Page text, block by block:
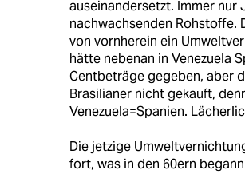
auseinandersetzt. Immer nur
nachwachsenden Rohstoffe.
von vornherein ein
hätte nebenan in Venezuela
Centbeträge gegeben, aber
Brasilianer nicht gekauft,
Venezuela=Spanien.
Die jetzige
fort, was in den 60ern